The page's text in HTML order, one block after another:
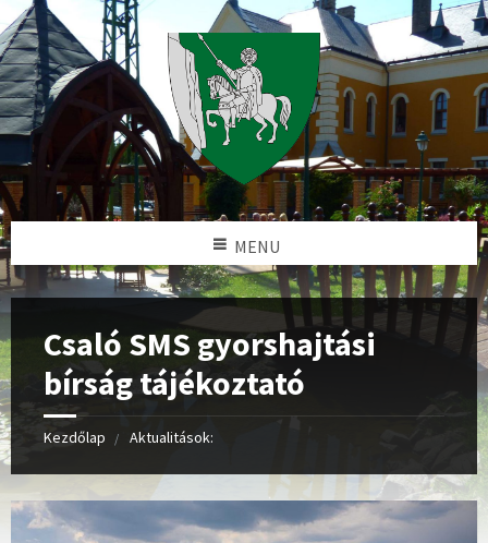
MENU
Csaló SMS gyorshajtási
bírság tájékoztató
Kezdőlap Aktualitások: